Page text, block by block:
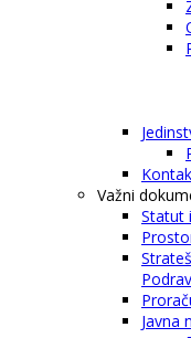
Važni
Statut
Javna